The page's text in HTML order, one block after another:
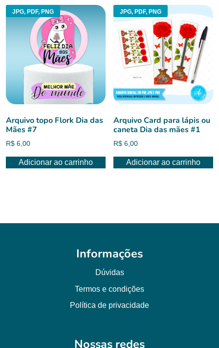
JPG, PDF, PNG
Arquivo topo Flork Dia das
Mães #7
R$ 6,00
Adicionar ao carrinho
JPG, PDF, PNG
Arquivo Card para lápis ou
caneta Dia das mães #1
R$ 6,00
Adicionar ao carrinho
Informações
Dúvidas
Termos e condições
Política de privacidade
Nossas redes